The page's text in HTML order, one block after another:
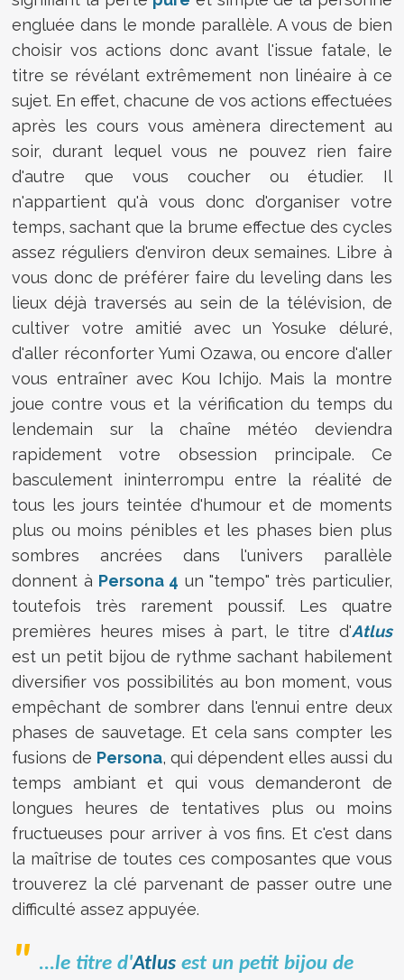
engluée dans le monde parallèle. A vous de bien
choisir vos actions donc avant l'issue fatale, le
titre se révélant extrêmement non linéaire à ce
sujet. En effet, chacune de vos actions effectuées
après les cours vous amènera directement au
soir, durant lequel vous ne pouvez rien faire
d'autre que vous coucher ou étudier. Il
n'appartient qu'à vous donc d'organiser votre
temps, sachant que la brume effectue des cycles
assez réguliers d'environ deux semaines. Libre à
vous donc de préférer faire du leveling dans les
lieux déjà traversés au sein de la télévision, de
cultiver votre amitié avec un Yosuke déluré,
d'aller réconforter Yumi Ozawa, ou encore d'aller
vous entraîner avec Kou Ichijo. Mais la montre
joue contre vous et la vérification du temps du
lendemain sur la chaîne météo deviendra
rapidement votre obsession principale. Ce
basculement ininterrompu entre la réalité de
tous les jours teintée d'humour et de moments
plus ou moins pénibles et les phases bien plus
sombres ancrées dans l'univers parallèle
donnent à Persona 4 un "tempo" très particulier,
toutefois très rarement poussif. Les quatre
premières heures mises à part, le titre d'Atlus
est un petit bijou de rythme sachant habilement
diversifier vos possibilités au bon moment, vous
empêchant de sombrer dans l'ennui entre deux
phases de sauvetage. Et cela sans compter les
fusions de Persona, qui dépendent elles aussi du
temps ambiant et qui vous demanderont de
longues heures de tentatives plus ou moins
fructueuses pour arriver à vos fins. Et c'est dans
la maîtrise de toutes ces composantes que vous
trouverez la clé parvenant de passer outre une
difficulté assez appuyée.
...le titre d'Atlus est un petit bijou de